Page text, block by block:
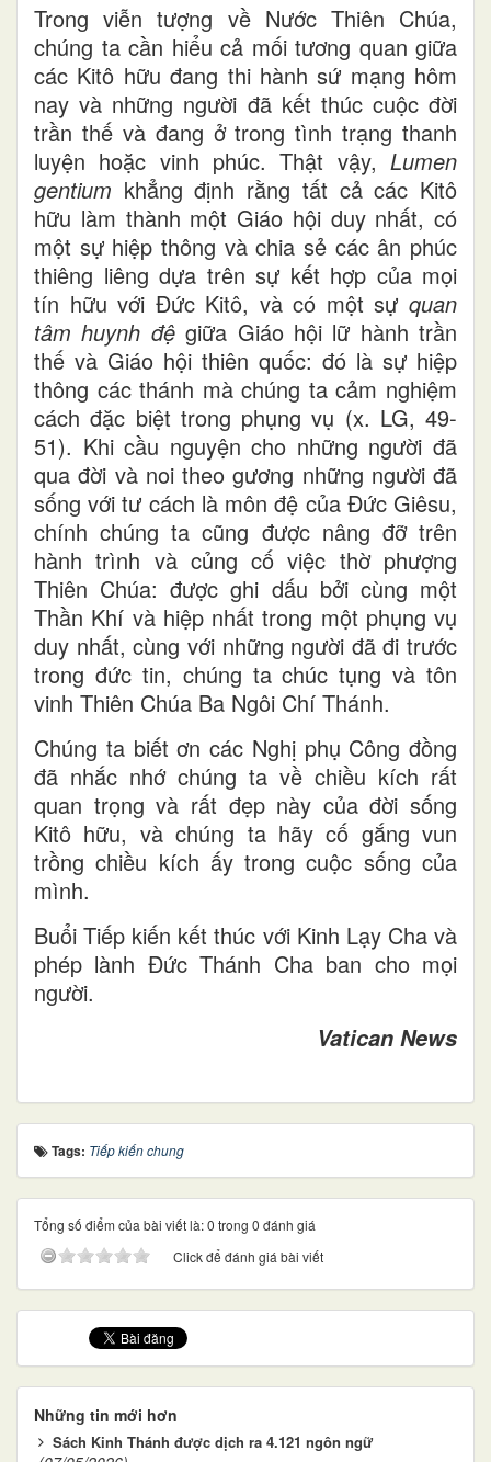
Trong viễn tượng về Nước Thiên Chúa,
chúng ta cần hiểu cả mối tương quan giữa
các Kitô hữu đang thi hành sứ mạng hôm
nay và những người đã kết thúc cuộc đời
trần thế và đang ở trong tình trạng thanh
luyện hoặc vinh phúc. Thật vậy, Lumen
gentium khẳng định rằng tất cả các Kitô
hữu làm thành một Giáo hội duy nhất, có
một sự hiệp thông và chia sẻ các ân phúc
thiêng liêng dựa trên sự kết hợp của mọi
tín hữu với Đức Kitô, và có một sự quan
tâm huynh đệgiữa Giáo hội lữ hành trần
thế và Giáo hội thiên quốc: đó là sự hiệp
thông các thánh mà chúng ta cảm nghiệm
cách đặc biệt trong phụng vụ (x. LG, 49-
51). Khi cầu nguyện cho những người đã
qua đời và noi theo gương những người đã
sống với tư cách là môn đệ của Đức Giêsu,
chính chúng ta cũng được nâng đỡ trên
hành trình và củng cố việc thờ phượng
Thiên Chúa: được ghi dấu bởi cùng một
Thần Khí và hiệp nhất trong một phụng vụ
duy nhất, cùng với những người đã đi trước
trong đức tin, chúng ta chúc tụng và tôn
vinh Thiên Chúa Ba Ngôi Chí Thánh.
Chúng ta biết ơn các Nghị phụ Công đồng
đã nhắc nhớ chúng ta về chiều kích rất
quan trọng và rất đẹp này của đời sống
Kitô hữu, và chúng ta hãy cố gắng vun
trồng chiều kích ấy trong cuộc sống của
mình.
Buổi Tiếp kiến kết thúc với Kinh Lạy Cha và
phép lành Đức Thánh Cha ban cho mọi
người.
Vatican News
Tags: Tiếp kiến chung
Tổng số điểm của bài viết là: 0 trong 0 đánh giá
Click để đánh giá bài viết
Những tin mới hơn
Sách Kinh Thánh được dịch ra 4.121 ngôn ngữ